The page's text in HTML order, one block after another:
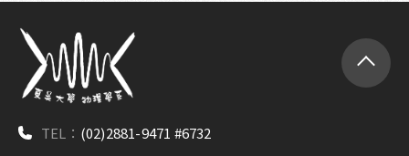
TEL： (02)2881-9471 #6732